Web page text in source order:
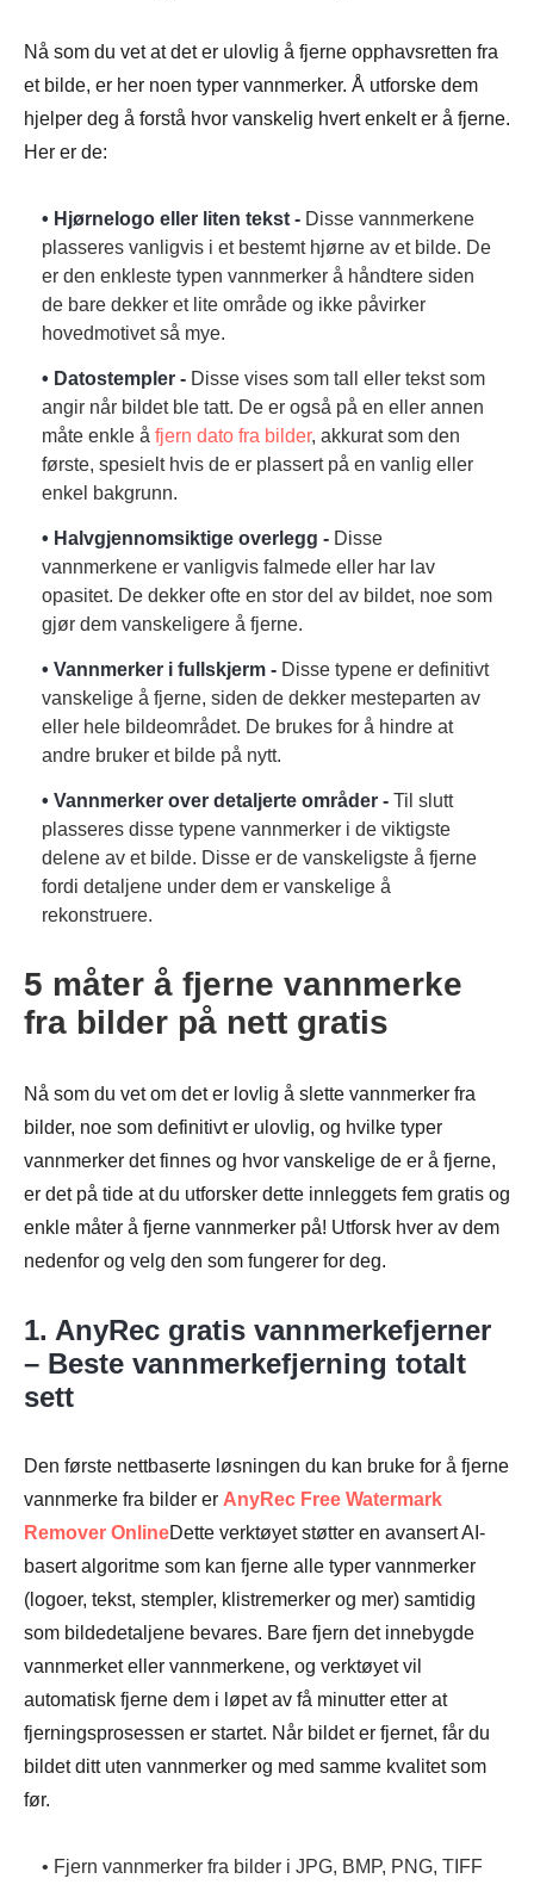
Nå som du vet at det er ulovlig å fjerne opphavsretten fra
et bilde, er her noen typer vannmerker. Å utforske dem
hjelper deg å forstå hvor vanskelig hvert enkelt er å fjerne.
Her er de:
• Hjørnelogo eller liten tekst - Disse vannmerkene
plasseres vanligvis i et bestemt hjørne av et bilde. De
er den enkleste typen vannmerker å håndtere siden
de bare dekker et lite område og ikke påvirker
hovedmotivet så mye.
• Datostempler - Disse vises som tall eller tekst som
angir når bildet ble tatt. De er også på en eller annen
måte enkle å fjern dato fra bilder, akkurat som den
første, spesielt hvis de er plassert på en vanlig eller
enkel bakgrunn.
• Halvgjennomsiktige overlegg - Disse
vannmerkene er vanligvis falmede eller har lav
opasitet. De dekker ofte en stor del av bildet, noe som
gjør dem vanskeligere å fjerne.
• Vannmerker i fullskjerm - Disse typene er definitivt
vanskelige å fjerne, siden de dekker mesteparten av
eller hele bildeområdet. De brukes for å hindre at
andre bruker et bilde på nytt.
• Vannmerker over detaljerte områder - Til slutt
plasseres disse typene vannmerker i de viktigste
delene av et bilde. Disse er de vanskeligste å fjerne
fordi detaljene under dem er vanskelige å
rekonstruere.
5 måter å fjerne vannmerke
fra bilder på nett gratis
Nå som du vet om det er lovlig å slette vannmerker fra
bilder, noe som definitivt er ulovlig, og hvilke typer
vannmerker det finnes og hvor vanskelige de er å fjerne,
er det på tide at du utforsker dette innleggets fem gratis og
enkle måter å fjerne vannmerker på! Utforsk hver av dem
nedenfor og velg den som fungerer for deg.
1. AnyRec gratis vannmerkefjerner
– Beste vannmerkefjerning totalt
sett
Den første nettbaserte løsningen du kan bruke for å fjerne
vannmerke fra bilder er AnyRec Free Watermark
Remover OnlineDette verktøyet støtter en avansert AI-
basert algoritme som kan fjerne alle typer vannmerker
(logoer, tekst, stempler, klistremerker og mer) samtidig
som bildedetaljene bevares. Bare fjern det innebygde
vannmerket eller vannmerkene, og verktøyet vil
automatisk fjerne dem i løpet av få minutter etter at
fjerningsprosessen er startet. Når bildet er fjernet, får du
bildet ditt uten vannmerker og med samme kvalitet som
før.
• Fjern vannmerker fra bilder i JPG, BMP, PNG, TIFF